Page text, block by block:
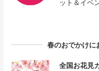
ット＆イベ
春のおでかけに
全国お花見